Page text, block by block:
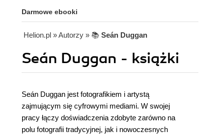
Darmowe ebooki
Helion.pl » Autorzy » 📚 Seán Duggan
Seán Duggan - książki
Seán Duggan jest fotografikiem i artystą
zajmującym się cyfrowymi mediami. W swojej
pracy łączy doświadczenia zdobyte zarówno na
polu fotografii tradycyjnej, jak i nowoczesnych